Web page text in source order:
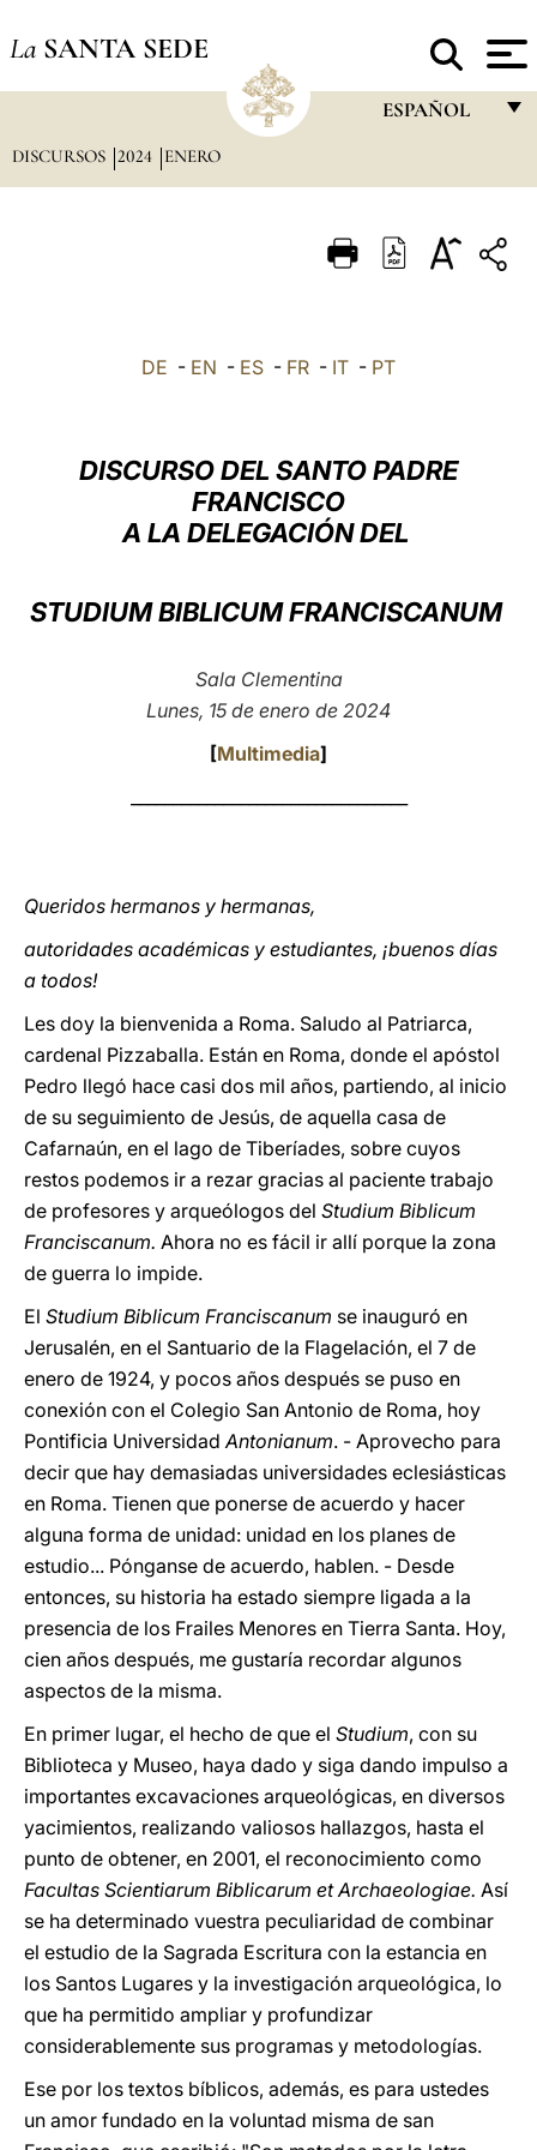
La SANTA SEDE
ESPAÑOL
ITALIANO
العربيّة
中文
DISCURSOS 2024 ENERO
DE - EN - ES - FR - IT - PT
DISCURSO DEL SANTO PADRE
FRANCISCO
A LA DELEGACIÓN DEL
STUDIUM BIBLICUM FRANCISCANUM
Sala Clementina
Lunes, 15 de enero de 2024
[Multimedia]
Queridos hermanos y hermanas,
autoridades académicas y estudiantes, ¡buenos días
a todos!
Les doy la bienvenida a Roma. Saludo al Patriarca,
cardenal Pizzaballa. Están en Roma, donde el apóstol
Pedro llegó hace casi dos mil años, partiendo, al inicio
de su seguimiento de Jesús, de aquella casa de
Cafarnaún, en el lago de Tiberíades, sobre cuyos
restos podemos ir a rezar gracias al paciente trabajo
de profesores y arqueólogos del Studium Biblicum
Franciscanum. Ahora no es fácil ir allí porque la zona
de guerra lo impide.
El Studium Biblicum Franciscanum se inauguró en
Jerusalén, en el Santuario de la Flagelación, el 7 de
enero de 1924, y pocos años después se puso en
conexión con el Colegio San Antonio de Roma, hoy
Pontificia UniversidadAntonianum. - Aprovecho para
decir que hay demasiadas universidades eclesiásticas
en Roma. Tienen que ponerse de acuerdo y hacer
alguna forma de unidad: unidad en los planes de
estudio... Pónganse de acuerdo, hablen. - Desde
entonces, su historia ha estado siempre ligada a la
presencia de los Frailes Menores en Tierra Santa. Hoy,
cien años después, me gustaría recordar algunos
aspectos de la misma.
En primer lugar, el hecho de que el Studium, con su
Biblioteca y Museo, haya dado y siga dando impulso a
importantes excavaciones arqueológicas, en diversos
yacimientos, realizando valiosos hallazgos, hasta el
punto de obtener, en 2001, el reconocimiento como
Facultas Scientiarum Biblicarum et Archaeologiae. Así
se ha determinado vuestra peculiaridad de combinar
el estudio de la Sagrada Escritura con la estancia en
los Santos Lugares y la investigación arqueológica, lo
que ha permitido ampliar y profundizar
considerablemente sus programas y metodologías.
Ese por los textos bíblicos, además, es para ustedes
un amor fundado en la voluntad misma de san